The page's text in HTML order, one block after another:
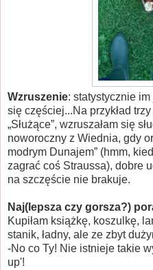
Wzruszenie: statystycznie
się częściej...Na przykład
„Służące”, wzruszałam się
noworoczny z Wiednia, gdy
modrym Dunajem” (hmm,
zagrać coś Straussa), dobre
na szczęście nie brakuje.
Naj(lepsza czy gorsza?)
Kupiłam książkę, koszulkę,
stanik, ładny, ale ze zbyt
-No co Ty! Nie istnieje takie
up'!